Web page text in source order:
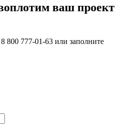
ваш проект
800 777-01-63 или заполните